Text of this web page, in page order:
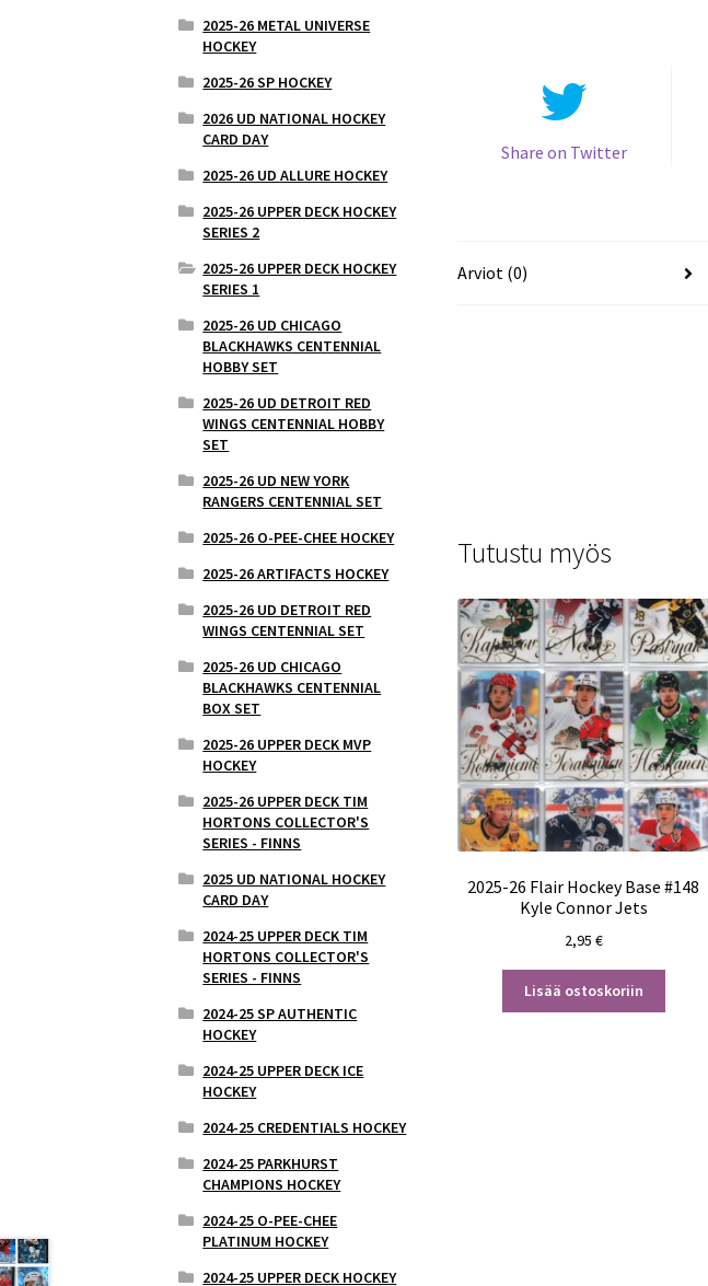
Share on Twitter
Arviot (0)
Tutustu myös
2025-26 Flair Hockey Base #148
Kyle Connor Jets
2,95 €
Lisää ostoskoriin
2025-26 METAL UNIVERSE
HOCKEY
2025-26 SP HOCKEY
2026 UD NATIONAL HOCKEY
CARD DAY
2025-26 UD ALLURE HOCKEY
2025-26 UPPER DECK HOCKEY
SERIES 2
2025-26 UPPER DECK HOCKEY
SERIES 1
2025-26 UD CHICAGO
BLACKHAWKS CENTENNIAL
HOBBY SET
2025-26 UD DETROIT RED
WINGS CENTENNIAL HOBBY
SET
2025-26 UD NEW YORK
RANGERS CENTENNIAL SET
2025-26 O-PEE-CHEE HOCKEY
2025-26 ARTIFACTS HOCKEY
2025-26 UD DETROIT RED
WINGS CENTENNIAL SET
2025-26 UD CHICAGO
BLACKHAWKS CENTENNIAL
BOX SET
2025-26 UPPER DECK MVP
HOCKEY
2025-26 UPPER DECK TIM
HORTONS COLLECTOR'S
SERIES - FINNS
2025 UD NATIONAL HOCKEY
CARD DAY
2024-25 UPPER DECK TIM
HORTONS COLLECTOR'S
SERIES - FINNS
2024-25 SP AUTHENTIC
HOCKEY
2024-25 UPPER DECK ICE
HOCKEY
2024-25 CREDENTIALS HOCKEY
2024-25 PARKHURST
CHAMPIONS HOCKEY
2024-25 O-PEE-CHEE
PLATINUM HOCKEY
2024-25 UPPER DECK HOCKEY